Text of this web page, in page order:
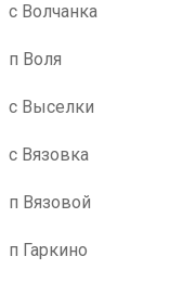
с Волчанка
п Воля
с Выселки
с Вязовка
п Вязовой
п Гаркино